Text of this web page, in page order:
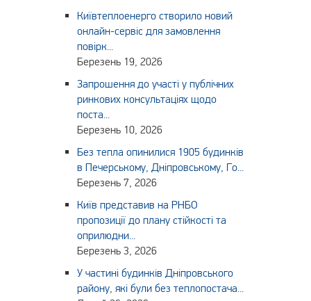
Київтеплоенерго створило новий
онлайн-сервіс для замовлення
повірк...
Березень 19, 2026
Запрошення до участі у публічних
ринкових консультаціях щодо
поста...
Березень 10, 2026
Без тепла опинилися 1905 будинків
в Печерському, Дніпровському, Го...
Березень 7, 2026
Київ представив на РНБО
пропозиції до плану стійкості та
оприлюдни...
Березень 3, 2026
У частині будинків Дніпровського
району, які були без теплопостача...